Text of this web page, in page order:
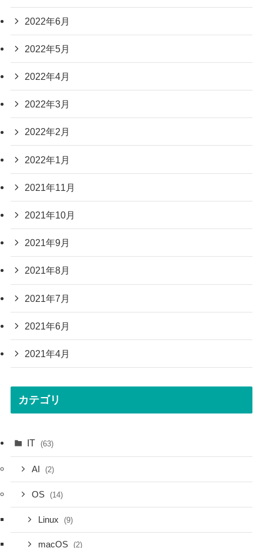
2022年6月
2022年5月
2022年4月
2022年3月
2022年2月
2022年1月
2021年11月
2021年10月
2021年9月
2021年8月
2021年7月
2021年6月
2021年4月
カテゴリ
IT (63)
AI (2)
OS (14)
Linux (9)
macOS (2)